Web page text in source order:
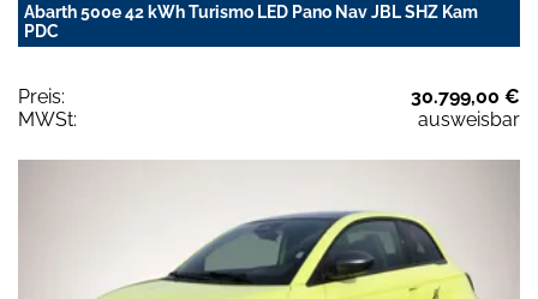
Abarth 500e 42 kWh Turismo LED Pano Nav JBL SHZ Kam
PDC
Preis:
30.799,00 €
MWSt:
ausweisbar